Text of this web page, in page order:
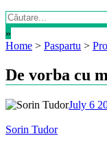
»
Home > Paspartu >
De vorba cu
July 6
Sorin Tudor